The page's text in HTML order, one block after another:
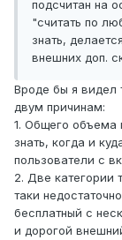
подсчитан на
"считать по
знать,
внешних доп.
Вроде бы я видел
двум причинам:
1. Общего объема
знать, когда и
пользователи с
2. Две категории
таки
бесплатный с
и дорогой